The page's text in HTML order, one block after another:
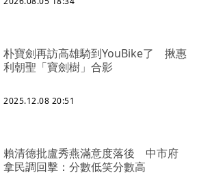
朴寶劍再訪高雄騎到YouBike了 揪惠
利朝聖「寶劍樹」合影
2025.12.08 20:51
賴清德批盧秀燕滿意度落後 中市府
拿民調回擊：分數低笑分數高